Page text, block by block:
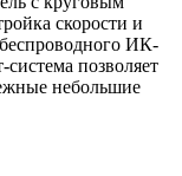
скорости и
ИК-
позволяет
небольшие